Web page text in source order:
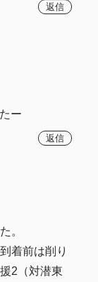
返信
ー
返信
。
着前は削り
2（対潜東